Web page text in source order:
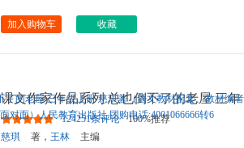
加入购物车 收藏
课文作家作品系列 总也倒不了的老屋 三年
级上册 慈琪著（语文教材...
124251条评论
100%推荐
慈琪
著， 王林
主编